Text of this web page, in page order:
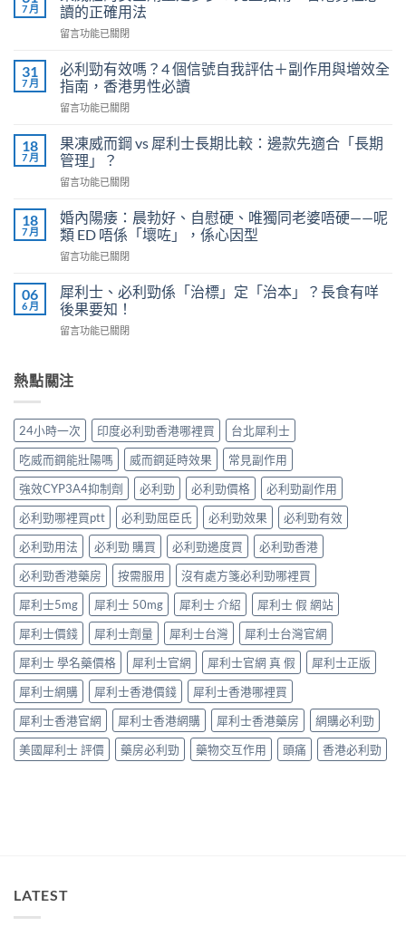
7 月
讀的正確用法
在
威
壯
的
安
劑
量
是
多
完
整
南：
港
男
性
的
正
用
法〉
中
留言功能已關閉
31
7 月
必利勁有效嗎？4 個信號自我評估＋副作用與增效全
指南，香港男性必讀
在
利
勁
有
效
4
個
信
號
我
評
＋
用
效
全
指
南，
香
港
男
性
必
讀〉
中
留言功能已關閉
18
7 月
果凍威而鋼 vs 犀利士長期比較：邊款先適合「長期
管理」？
在
凍
威
而
鋼
犀
利
士
長
較：
適
合
「長
期
管
理」？〉
中
留言功能已關閉
18
7 月
婚內陽痿：晨勃好、自慰硬、唯獨同老婆唔硬——呢
類 ED 唔係「壞咗」，係心因型
在
內
陽
痿：
晨
自
獨
同
老
婆
唔
硬
——
呢
類
ED
唔
係
「壞
咗」，
係
心
因
型〉
中
留言功能已關閉
06
6 月
犀利士、必利勁係「治標」定「治本」？長食有咩
後果要知！
在
士、
必
勁
「治
標」
定
「治
本」？
長
食
有
咩
後
果
要
知！〉
中
留言功能已關閉
熱點關注
24小時一次 印度必利勁香港哪裡買
台北犀利士
吃威而鋼能壯陽嗎
威而鋼延時效果
常見副作用
強效CYP3A4抑制劑
必利勁 必利勁價格
必利勁副作用
必利勁哪裡買ptt
必利勁屈臣氏 必利勁效果
必利勁有效
必利勁用法
必利勁 購買 必利勁邊度買
必利勁香港
必利勁香港藥房
按需服用
沒有處方箋必利勁哪裡買
犀利士5mg
犀利士 50mg 犀利士 介紹
犀利士 假 網站
犀利士價錢
犀利士劑量 犀利士台灣
犀利士台灣官網
犀利士 學名藥價格
犀利士官網 犀利士官網 真 假
犀利士正版
犀利士網購
犀利士香港價錢
犀利士香港哪裡買
犀利士香港官網
犀利士香港網購 犀利士香港藥房
網購必利勁
美國犀利士 評價
藥房必利勁 藥物交互作用 頭痛 香港必利勁
LATEST